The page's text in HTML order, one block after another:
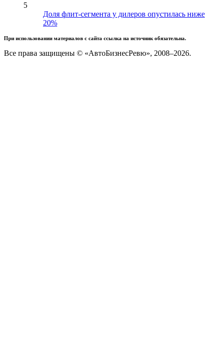
5
Доля флит-сегмента у дилеров опустилась ниже
20%
При использовании материалов с сайта ссылка на источник обязательна.
Все права защищены © «АвтоБизнесРевю», 2008–2026.